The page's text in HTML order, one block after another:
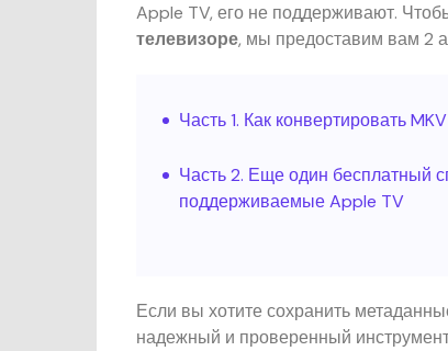
Apple TV, его не поддерживают.
телевизоре, мы предоставим вам 2
Часть 1. Как конвертировать
Часть 2. Еще один бесплатный
поддерживаемые Apple TV
Если вы хотите сохранить
надежный и проверенный